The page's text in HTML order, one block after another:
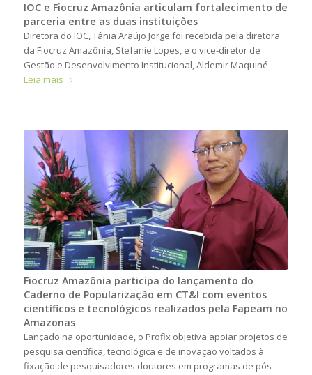
IOC e Fiocruz Amazônia articulam fortalecimento de
parceria entre as duas instituições
Diretora do IOC, Tânia Araújo Jorge foi recebida pela diretora
da Fiocruz Amazônia, Stefanie Lopes, e o vice-diretor de
Gestão e Desenvolvimento Institucional, Aldemir Maquiné
Leia mais
Fiocruz Amazônia participa do lançamento do
Caderno de Popularização em CT&I com eventos
científicos e tecnológicos realizados pela Fapeam no
Amazonas
Lançado na oportunidade, o Profix objetiva apoiar projetos de
pesquisa científica, tecnológica e de inovação voltados à
fixação de pesquisadores doutores em programas de pós-